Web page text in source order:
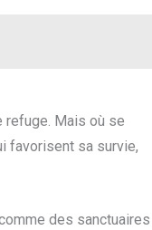
refuge. Mais où se
favorisent sa survie,
des sanctuaires